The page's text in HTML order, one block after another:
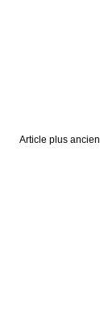
Article plus ancien